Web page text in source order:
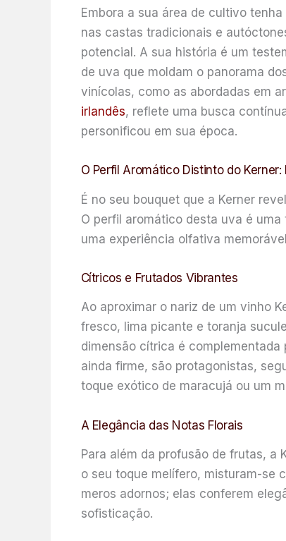
Embora a sua área de cultivo
nas castas tradicionais e
potencial. A sua história é um
de uva que moldam o panorama
vinícolas, como as abordadas em
irlandês, reflete uma busca
personificou em sua época.
O Perfil Aromático Distinto do
É no seu bouquet que a Kerner
O perfil aromático desta uva é
uma experiência olfativa
Cítricos e Frutados Vibrantes
Ao aproximar o nariz de um vinho
fresco, lima picante e toranja
dimensão cítrica é
ainda firme, são protagonistas,
toque exótico de maracujá ou um
A Elegância das Notas Florais
Para além da profusão de frutas, a
o seu toque melífero, misturam-se
meros adornos; elas conferem
sofisticação.